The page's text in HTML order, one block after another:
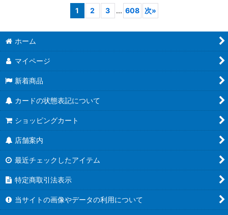
1 2 3 ... 608 次»
ホーム
マイページ
新着商品
カードの状態表記について
ショッピングカート
店舗案内
最近チェックしたアイテム
特定商取引法表示
当サイトの画像やデータの利用について